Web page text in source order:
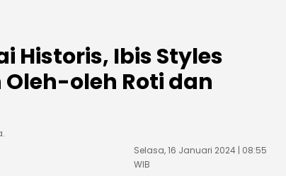
Historis, Ibis Styles
oleh Roti dan
Selasa, 16 Januari 2024 | 08:55
WIB